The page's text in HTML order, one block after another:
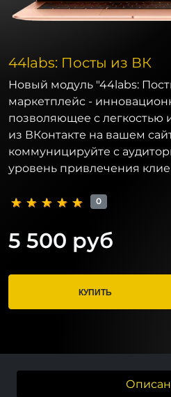
44labs: Посты из ВК
Новый модуль "44labs:
маркетплейс -
позволяющее с легкостью
из ВКонтакте на вашем
коммуницируйте с
уровень привлечения
0
5 500 руб
КУПИТЬ